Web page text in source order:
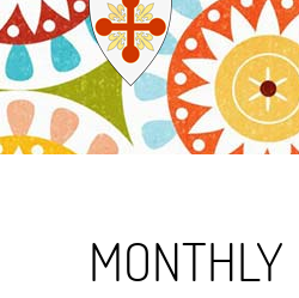
MONTHLY